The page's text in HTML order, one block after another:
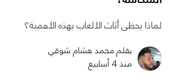
لماذا يحظى أثاث الألعاب بهذه الأهمية؟
بقلم محمد هشام شوقي
منذ 4 أسابيع